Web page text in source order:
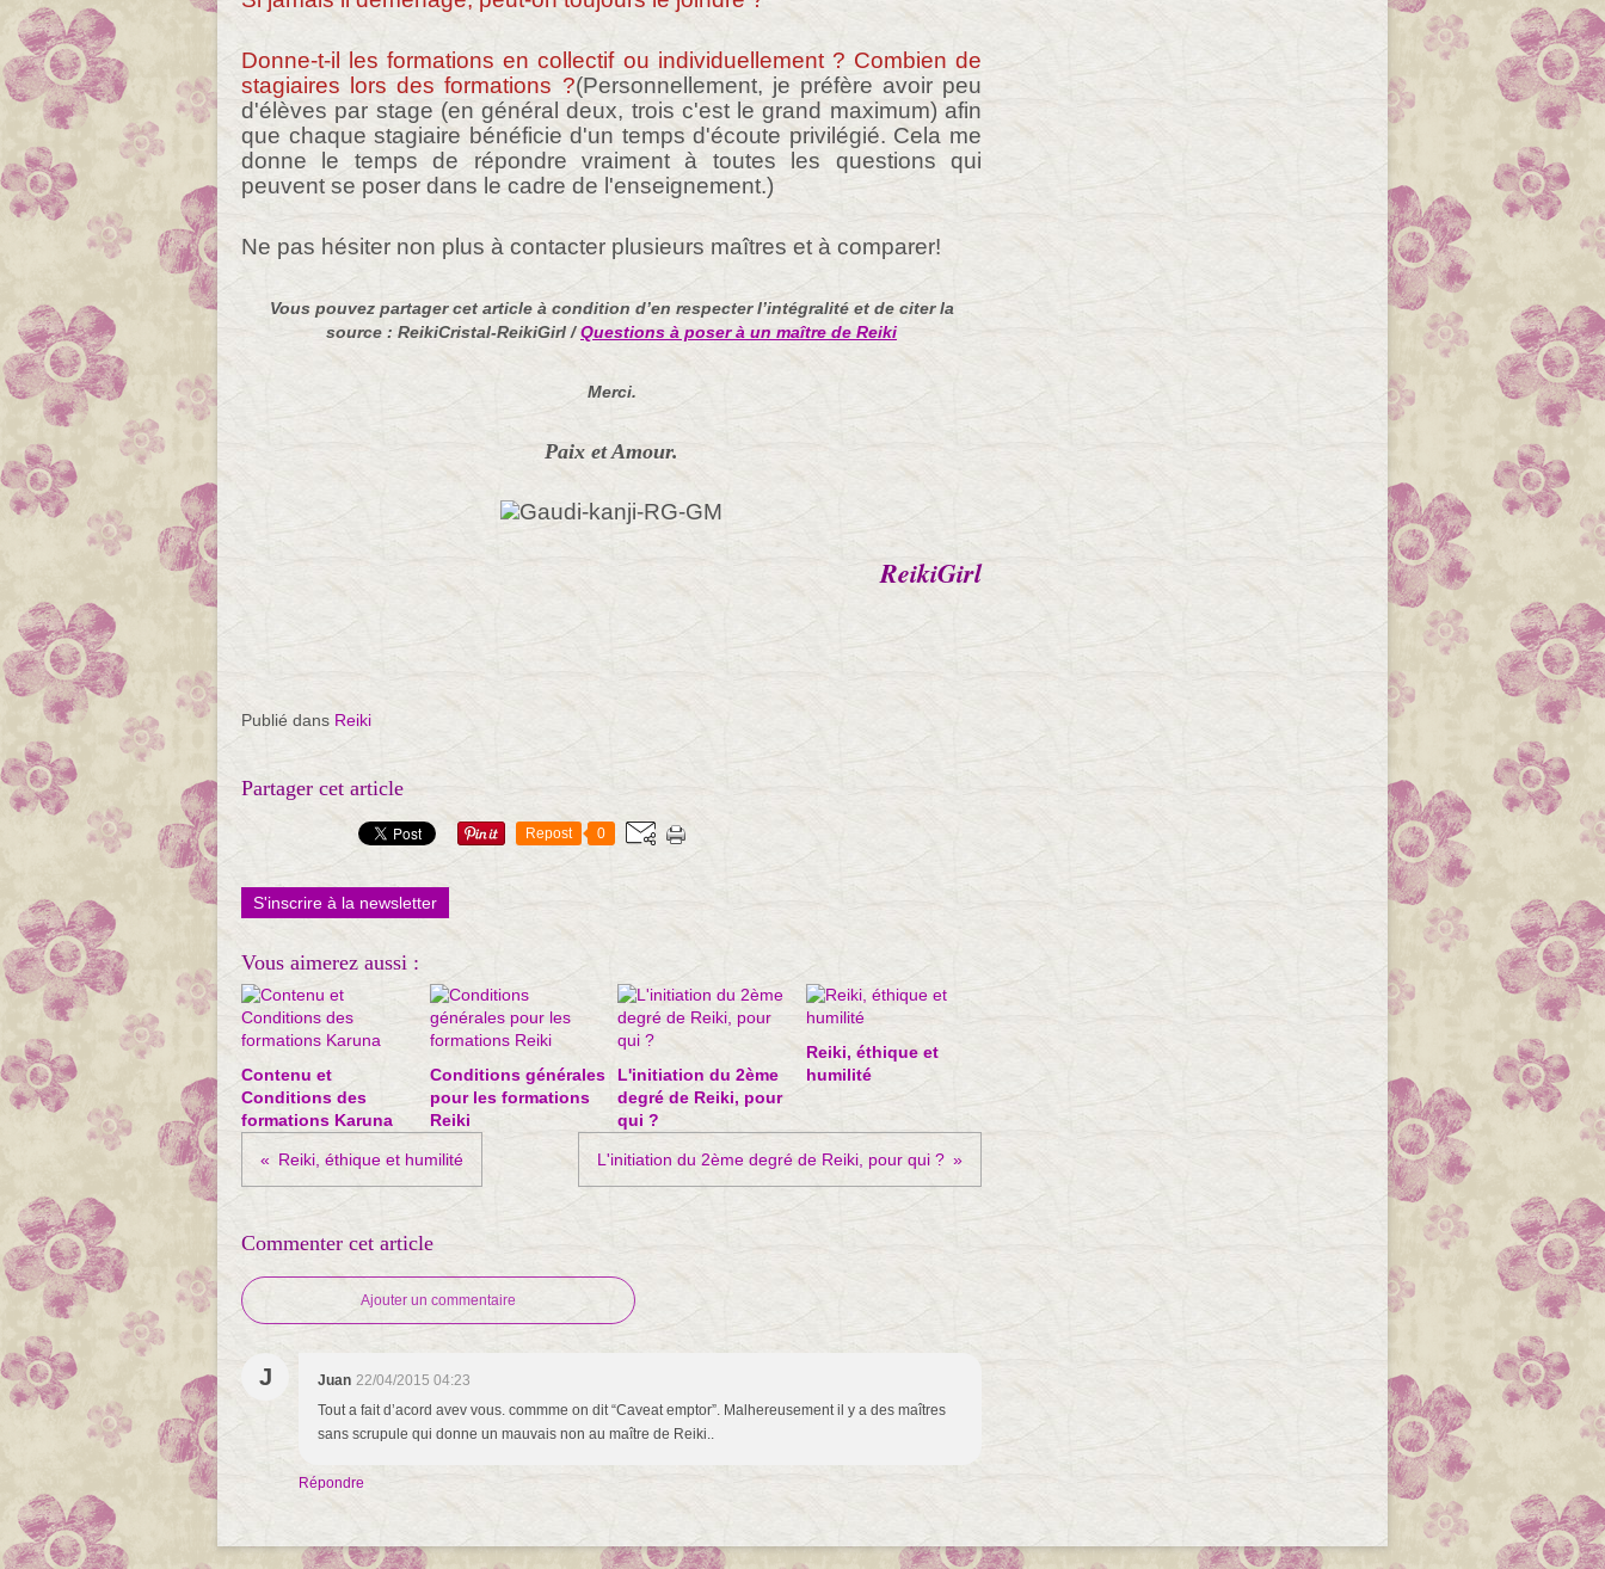
Donne-t-il les formations en collectif ou individuellement ? Combien de
stagiaires lors des formations ?(Personnellement, je préfère avoir peu
d'élèves par stage (en général deux, trois c'est le grand maximum) afin
que chaque stagiaire bénéficie d'un temps d'écoute privilégié. Cela me
donne le temps de répondre vraiment à toutes les questions qui
peuvent se poser dans le cadre de l'enseignement.)
Ne pas hésiter non plus à contacter plusieurs maîtres et à comparer!
Vous pouvez partager cet article à condition d’en respecter l’intégralité et de citer la
source : ReikiCristal-ReikiGirl /Questions à poser à un maître de Reiki
Merci.
Paix et Amour.
ReikiGirl
Publié dans Reiki
Partager cet article
Repost 0
S'inscrire à la newsletter
Vous aimerez aussi :
Contenu et
Conditions des
formations Karuna
Conditions générales
pour les formations
Reiki
L'initiation du 2ème
degré de Reiki, pour
qui ?
Reiki, éthique et
humilité
Reiki, éthique et humilité L'initiation du 2ème degré de Reiki, pour qui ?
Commenter cet article
Ajouter un commentaire
J Juan 22/04/2015 04:23
Tout a fait d’acord avev vous. commme on dit “Caveat emptor”. Malhereusement il y a des maîtres
sans scrupule qui donne un mauvais non au maître de Reiki..
Répondre